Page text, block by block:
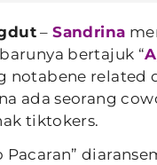
–Sandrina
bertajuk “
notabene related
ada seorang
tiktokers.
Pacaran”